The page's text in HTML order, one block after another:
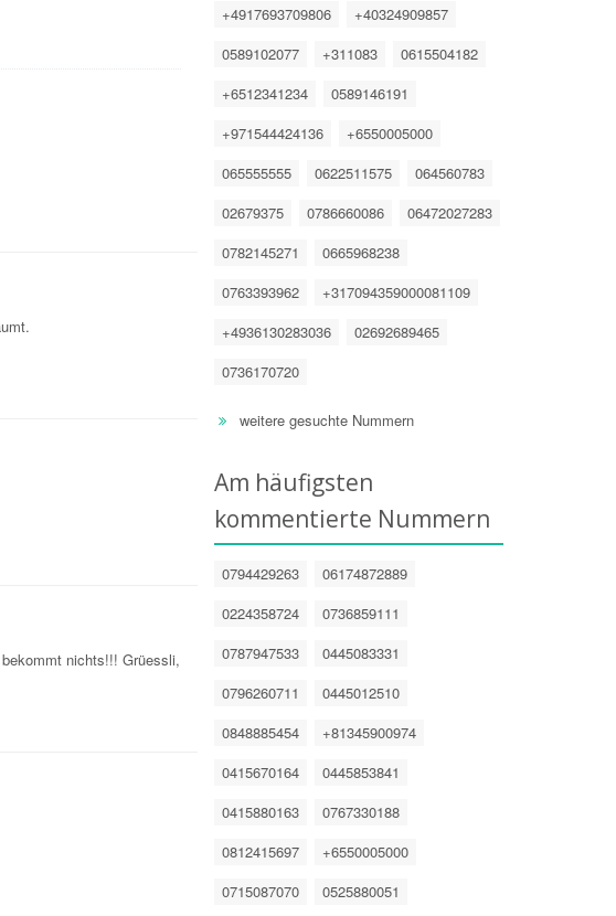
nichts!!! Grüessli,
+4917693709806
+40324909857
0589102077
+311083
0615504182
+6512341234
0589146191
+971544424136
+6550005000
065555555
0622511575
064560783
02679375
0786660086
06472027283
0782145271
0665968238
0763393962
+317094359000081109
+4936130283036
02692689465
0736170720
weitere gesuchte Nummern
Am häufigsten
kommentierte Nummern
0794429263
06174872889
0224358724
0736859111
0787947533
0445083331
0796260711
0445012510
0848885454
+81345900974
0415670164
0445853841
0415880163
0767330188
0812415697
+6550005000
0715087070
0525880051